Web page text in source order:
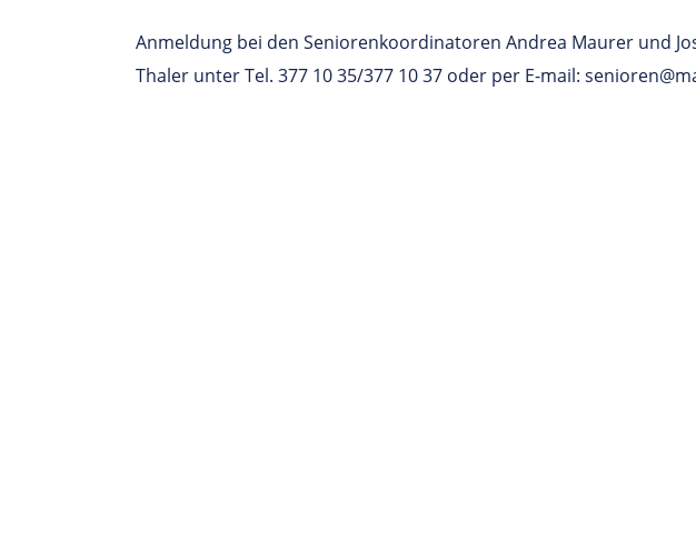
Anmeldung bei den Seniorenkoordinatoren Andrea Maurer und
Thaler unter Tel. 377 10 35/377 10 37 oder per E-mail: